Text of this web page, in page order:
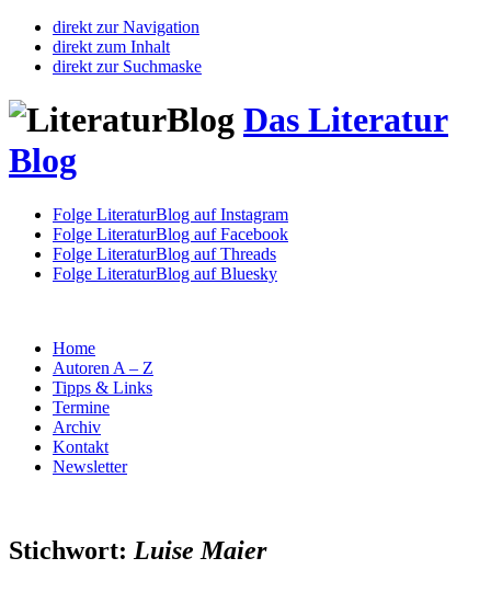
direkt zur Navigation
direkt zum Inhalt
direkt zur Suchmaske
Das Literatur
Blog
Folge LiteraturBlog auf Instagram
Folge LiteraturBlog auf Facebook
Folge LiteraturBlog auf Threads
Folge LiteraturBlog auf Bluesky
Home
Autoren A – Z
Tipps & Links
Termine
Archiv
Kontakt
Newsletter
Stichwort: Luise Maier